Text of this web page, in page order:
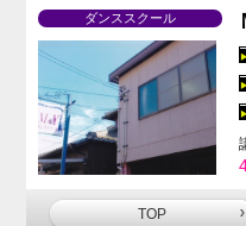
ダンススクール
TOP